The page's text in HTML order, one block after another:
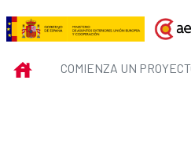
Saut au contenu principal
Comienza un
INICIO